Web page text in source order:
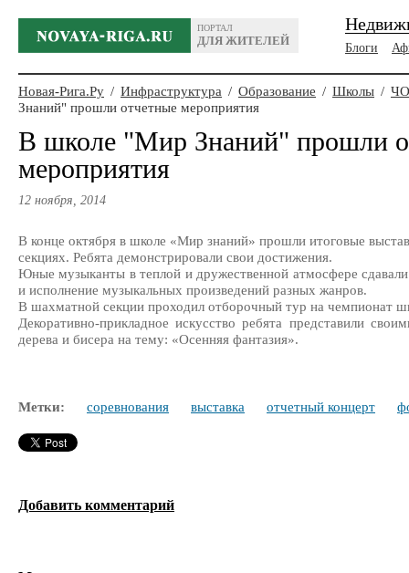
ПОРТАЛ
ДЛЯ ЖИТЕЛЕЙ
Блоги
Новая-Рига.Ру / Инфраструктура / Образование / Школы /
Знаний" прошли отчетные мероприятия
В школе "Мир Знаний" прошли
мероприятия
12 ноября, 2014
В конце октября в школе «Мир знаний» прошли итоговые
секциях. Ребята демонстрировали свои достижения.
Юные музыканты в теплой и дружественной атмосфере сдавали
и исполнение музыкальных произведений разных жанров.
В шахматной секции проходил отборочный тур на чемпионат
Декоративно-прикладное искусство ребята представили
дерева и бисера на тему: «Осенняя фантазия».
Метки: соревнования выставка отчетный концерт
Добавить комментарий